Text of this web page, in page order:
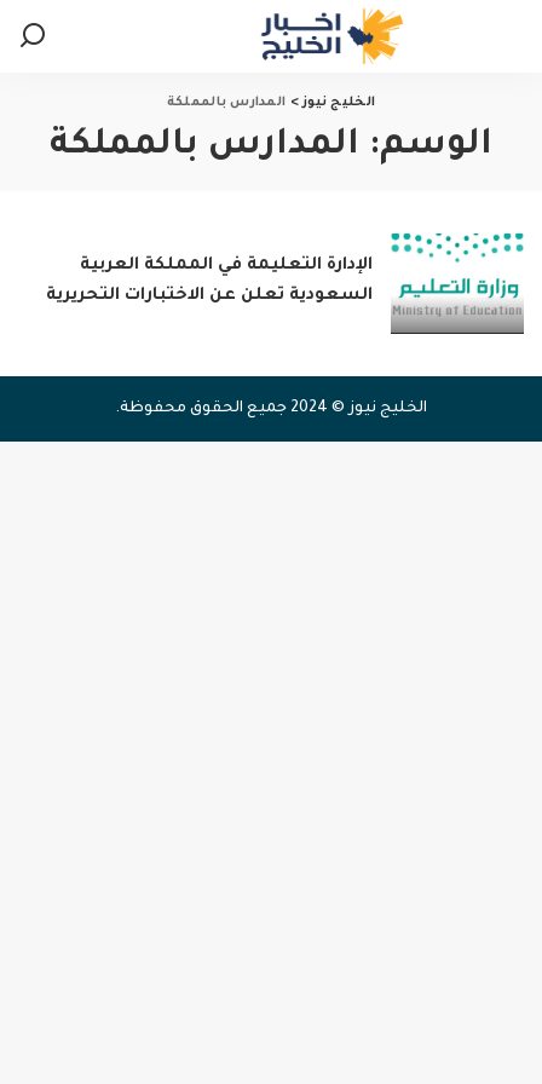
الخليج نيوز> المدارس بالمملكة
الوسم: المدارس بالمملكة
الإدارة التعليمة في المملكة العربية
السعودية تعلن عن الاختبارات التحريرية
الخليج نيوز © 2024 جميع الحقوق محفوظة.